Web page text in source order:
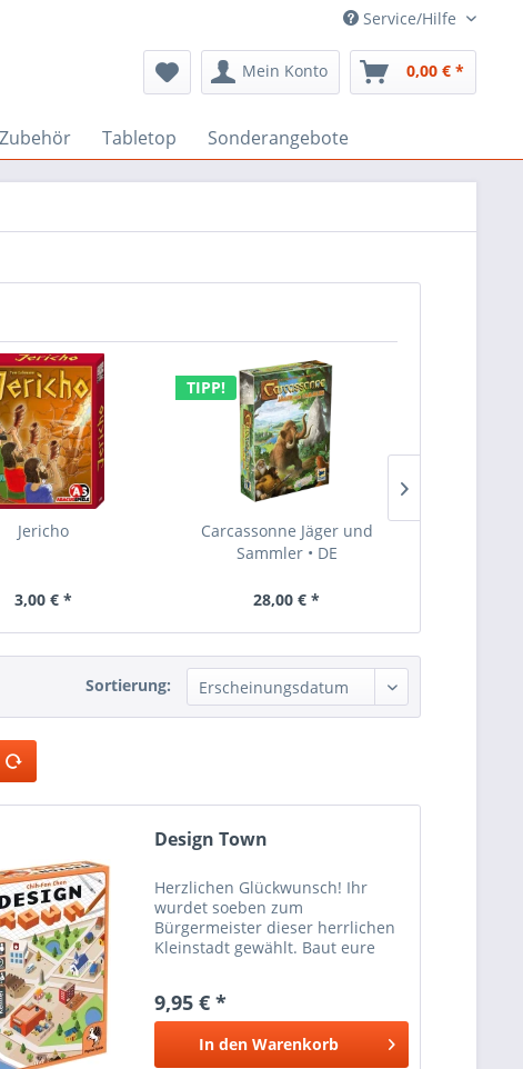
Service/Hilfe
Mein Konto 0,00 € *
Tabletop Sonderangebote
Jericho
3,00 € *
TIPP!
Carcassonne Jäger und
Sammler • DE
28,00 € *
Sortierung:
Design Town
Herzlichen Glückwunsch! Ihr
wurdet soeben zum
Bürgermeister dieser herrlichen
Kleinstadt gewählt. Baut eure
9,95 € *
In den Warenkorb